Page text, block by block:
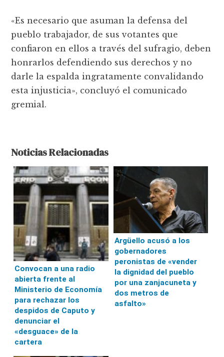
«Es necesario que asuman la defensa del
pueblo trabajador, de sus votantes que
confiaron en ellos a través del sufragio, deben
honrarlos defendiendo sus derechos y no
darle la espalda ingratamente convalidando
esta injusticia», concluyó el comunicado
gremial.
Noticias Relacionadas
Convocan a una radio
abierta frente al
Ministerio de Economía
para rechazar los
despidos de Caputo y
denunciar el
«desguace» de la
cartera
Argüello acusó a los
gobernadores
peronistas de «vender
la dignidad del pueblo
por una zanjacuneta y
dos metros de
asfalto»